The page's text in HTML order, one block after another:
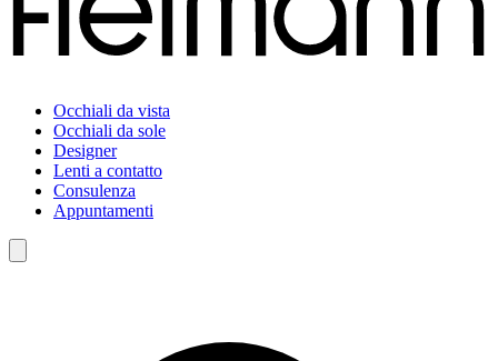
Occhiali da vista
Occhiali da sole
Designer
Lenti a contatto
Consulenza
Appuntamenti